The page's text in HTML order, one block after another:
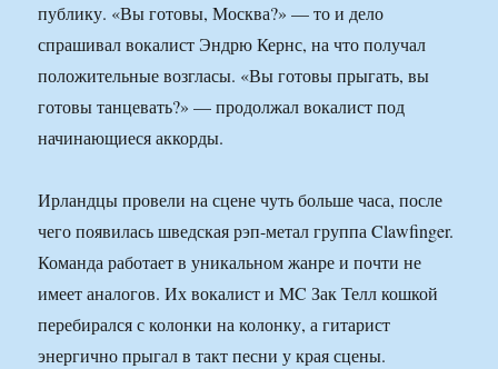
публику. «Вы готовы, Москва?» — то и дело
спрашивал вокалист Эндрю Кернс, на что получал
положительные возгласы. «Вы готовы прыгать, вы
готовы танцевать?» — продолжал вокалист под
начинающиеся аккорды.
Ирландцы провели на сцене чуть больше часа, после
чего появилась шведская рэп-метал группа Clawfinger.
Команда работает в уникальном жанре и почти не
имеет аналогов. Их вокалист и MC Зак Телл кошкой
перебирался с колонки на колонку, а гитарист
энергично прыгал в такт песни у края сцены.